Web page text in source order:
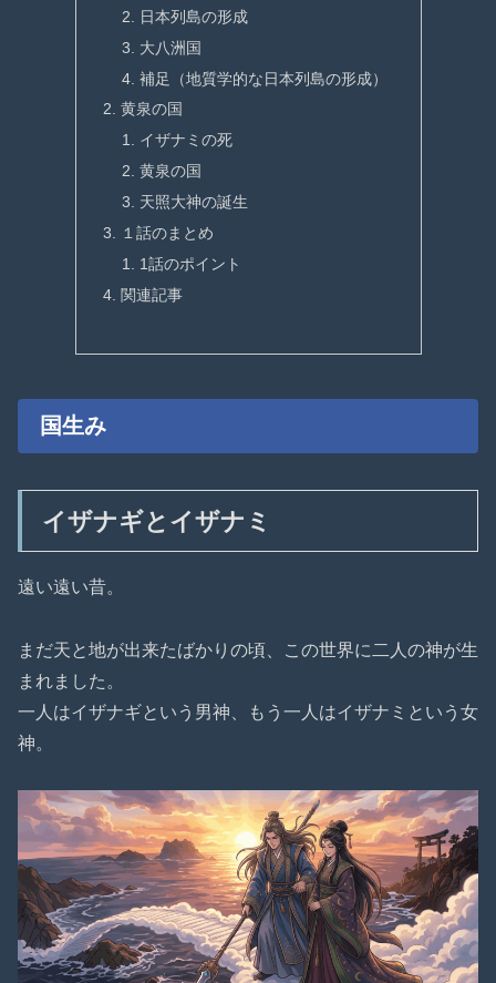
日本列島の形成
大八洲国
補足（地質学的な日本列島の形成）
黄泉の国
イザナミの死
黄泉の国
天照大神の誕生
１話のまとめ
1話のポイント
関連記事
国生み
イザナギとイザナミ
遠い遠い昔。
まだ天と地が出来たばかりの頃、この世界に二人の神が生
まれました。
一人はイザナギという男神、もう一人はイザナミという女
神。